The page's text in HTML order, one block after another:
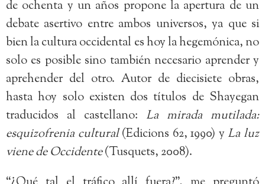
de ochenta y un años propone la apertura de un
debate asertivo entre ambos universos, ya que si
bien la cultura occidental es hoy la hegemónica, no
solo es posible sino también necesario aprender y
aprehender del otro. Autor de diecisiete obras,
hasta hoy solo existen dos títulos de Shayegan
traducidos al castellano: La mirada mutilada:
esquizofrenia cultural(Edicions 62, 1990) y La luz
viene de Occidente(Tusquets, 2008).